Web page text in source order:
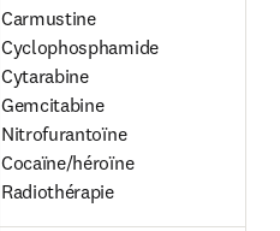
Carmustine
Cyclophosphamide
Cytarabine
Gemcitabine
Nitrofurantoïne
Cocaïne/héroïne
Radiothérapie